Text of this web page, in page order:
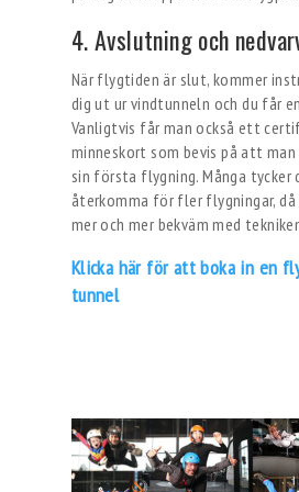
4. Avslutning och
När flygtiden är slut, kommer
dig ut ur vindtunneln och du får
Vanligtvis får man också ett
minneskort som bevis på att
sin första flygning. Många
återkomma för fler flygningar, då
mer och mer bekväm med
Klicka här för att boka in en
tunnel